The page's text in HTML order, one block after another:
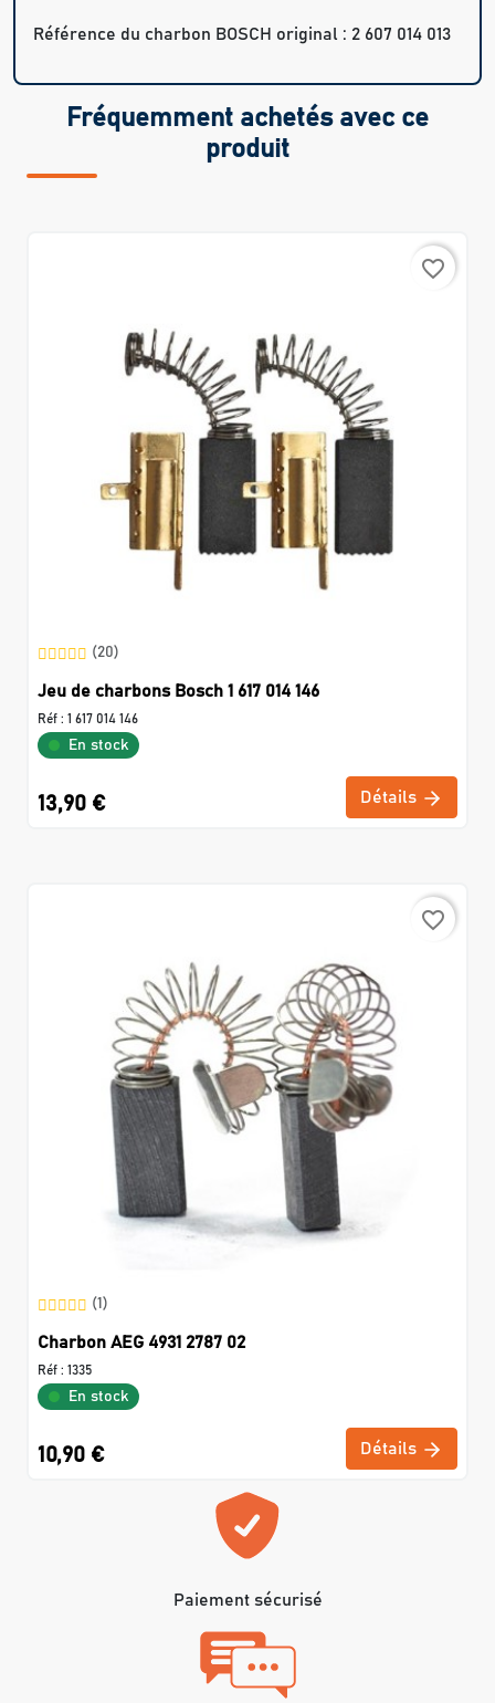
Référence du charbon BOSCH original : 2 607 014 013
Fréquemment achetés avec ce
produit
favorite_border
(20)
Jeu de charbons Bosch 1 617 014 146
Réf : 1 617 014 146
En stock
13,90 € Détails
favorite_border
(1)
Charbon AEG 4931 2787 02
Réf : 1335
En stock
10,90 € Détails
Paiement sécurisé